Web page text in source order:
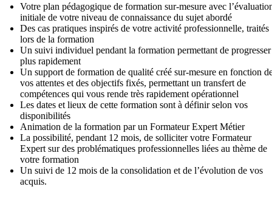
Votre plan pédagogique de formation sur-mesure avec
initiale de votre niveau de connaissance du sujet abordé
Des cas pratiques inspirés de votre activité professionnelle, traités
lors de la formation
Un suivi individuel pendant la formation permettant de progresser
plus rapidement
Un support de formation de qualité créé sur-mesure en fonction
vos attentes et des objectifs fixés, permettant un transfert de
compétences qui vous rende très rapidement opérationnel
Les dates et lieux de cette formation sont à définir selon vos
disponibilités
Animation de la formation par un Formateur Expert Métier
La possibilité, pendant 12 mois, de solliciter votre Formateur
Expert sur des problématiques professionnelles liées au thème de
votre formation
Un suivi de 12 mois de la consolidation et de l’évolution de vos
acquis.